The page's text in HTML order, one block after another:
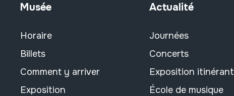
Musée
Horaire
Billets
Comment y arriver
Exposition
Actualité
Journées
Concerts
Exposition itinérant
École de musique